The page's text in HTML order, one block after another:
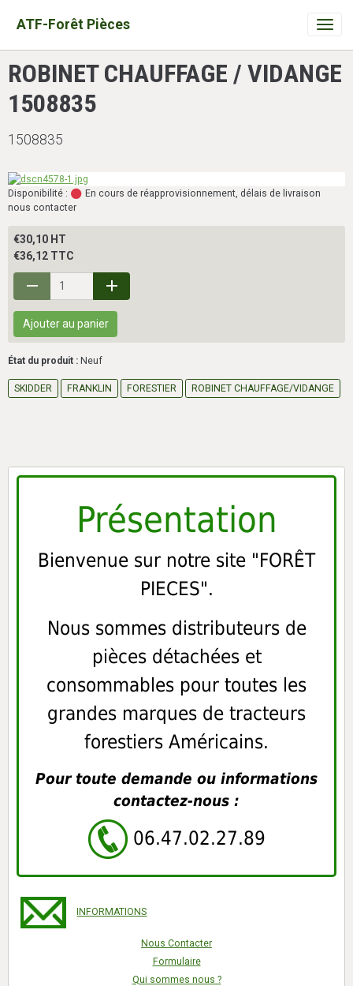
ATF-Forêt Pièces
ROBINET CHAUFFAGE / VIDANGE
1508835
1508835
Disponibilité :
En cours de réapprovisionnement, délais de livraison
nous contacter
€30,10 HT
€36,12 TTC
Ajouter au panier
État du produit : Neuf
SKIDDER FRANKLIN FORESTIER ROBINET CHAUFFAGE/VIDANGE
Présentation
Bienvenue sur notre site "FORÊT
PIECES".
Nous sommes distributeurs de
pièces détachées et
consommables pour toutes les
grandes marques de tracteurs
forestiers Américains.
Pour toute demande ou informations
contactez-nous :
06.47.02.27.89
INFORMATIONS
Nous Contacter
Formulaire
Qui sommes nous ?